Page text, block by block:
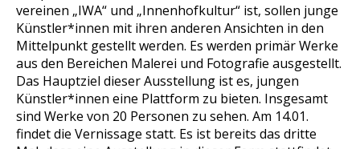
vereinen „IWA“ und „Innenhofkultur“ ist, sollen junge
Künstler*innen mit ihren anderen Ansichten in den
Mittelpunkt gestellt werden. Es werden primär Werke
aus den Bereichen Malerei und Fotografie ausgestellt.
Das Hauptziel dieser Ausstellung ist es, jungen
Künstler*innen eine Plattform zu bieten. Insgesamt
sind Werke von 20 Personen zu sehen. Am 14.01.
findet die Vernissage statt. Es ist bereits das dritte